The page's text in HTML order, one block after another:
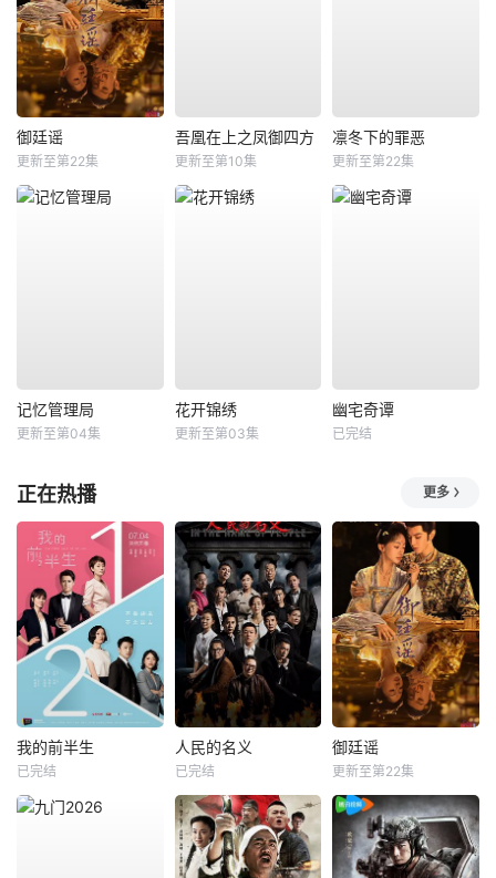
御廷谣
更新至第22集
吾凰在上之凤御四方
更新至第10集
凛冬下的罪恶
更新至第22集
记忆管理局
更新至第04集
花开锦绣
更新至第03集
幽宅奇谭
已完结
正在热播 更多
我的前半生
已完结
人民的名义
已完结
御廷谣
更新至第22集